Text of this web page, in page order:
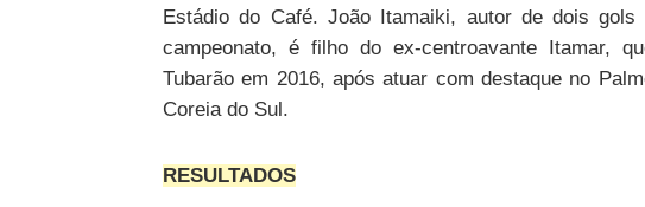
Estádio do Café. João Itamaiki, autor de dois
campeonato, é filho do ex-centroavante Itamar,
Tubarão em 2016, após atuar com destaque no
Coreia do Sul.
RESULTADOS